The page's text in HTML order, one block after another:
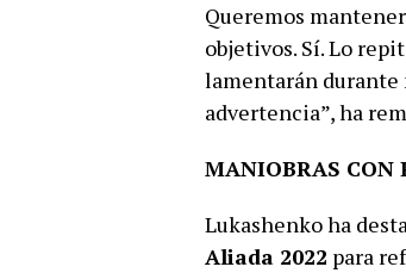
Queremos
objetivos. Sí. Lo
lamentarán durante
advertencia”, ha
MANIOBRAS CON
Lukashenko ha
Aliada 2022 para